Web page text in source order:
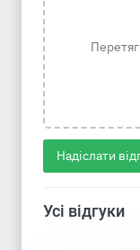
Надіслати
Усі відгуки